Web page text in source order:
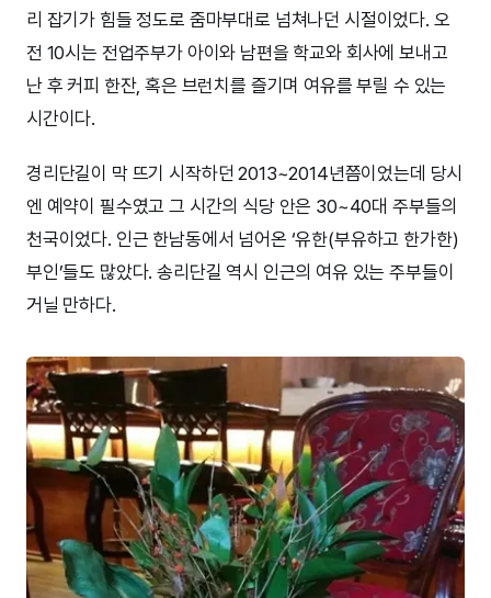
리 잡기가 힘들 정도로 줌마부대로 넘쳐나던 시절이었다. 오
전 10시는 전업주부가 아이와 남편을 학교와 회사에 보내고
난 후 커피 한잔, 혹은 브런치를 즐기며 여유를 부릴 수 있는
시간이다.
경리단길이 막 뜨기 시작하던 2013~2014년쯤이었는데 당시
엔 예약이 필수였고 그 시간의 식당 안은 30~40대 주부들의
천국이었다. 인근 한남동에서 넘어온 ‘유한(부유하고 한가한)
부인’들도 많았다. 송리단길 역시 인근의 여유 있는 주부들이
거닐 만하다.